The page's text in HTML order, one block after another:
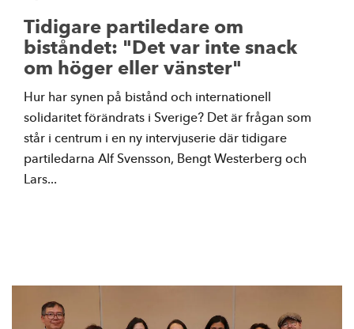
Tidigare partiledare om
biståndet: "Det var inte snack
om höger eller vänster"
Hur har synen på bistånd och internationell
solidaritet förändrats i Sverige? Det är frågan som
står i centrum i en ny intervjuserie där tidigare
partiledarna Alf Svensson, Bengt Westerberg och
Lars...